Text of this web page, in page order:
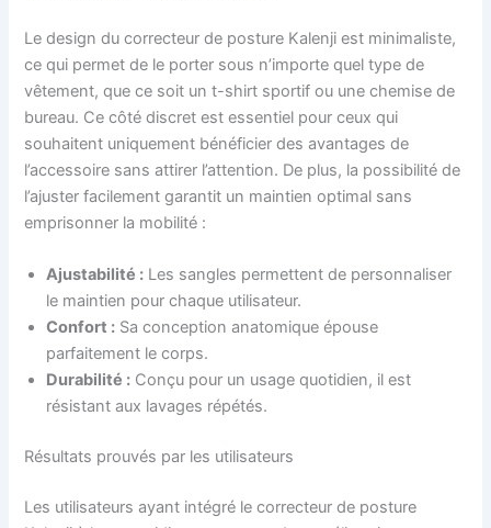
Le design du correcteur de posture Kalenji est minimaliste,
ce qui permet de le porter sous n’importe quel type de
vêtement, que ce soit un t-shirt sportif ou une chemise de
bureau. Ce côté discret est essentiel pour ceux qui
souhaitent uniquement bénéficier des avantages de
l’accessoire sans attirer l’attention. De plus, la possibilité de
l’ajuster facilement garantit un maintien optimal sans
emprisonner la mobilité :
Ajustabilité : Les sangles permettent de personnaliser
le maintien pour chaque utilisateur.
Confort : Sa conception anatomique épouse
parfaitement le corps.
Durabilité : Conçu pour un usage quotidien, il est
résistant aux lavages répétés.
Résultats prouvés par les utilisateurs
Les utilisateurs ayant intégré le correcteur de posture